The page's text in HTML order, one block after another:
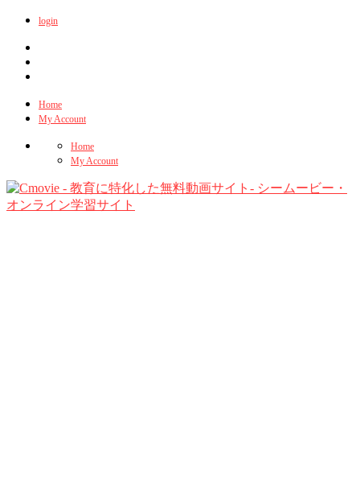
login
Home
My Account
Home
My Account